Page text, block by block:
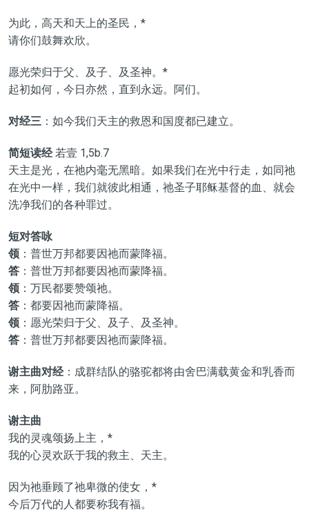
为此，高天和天上的圣民，*
请你们鼓舞欢欣。
愿光荣归于父、及子、及圣神。*
起初如何，今日亦然，直到永远。阿们。
对经三 ：如今我们天主的救恩和国度都已建立。
简短读经若壹 1,5b.7
天主是光，在祂内毫无黑暗。如果我们在光中行走，如同祂
在光中一样，我们就彼此相通，祂圣子耶稣基督的血、就会
洗净我们的各种罪过。
短对答咏
领：普世万邦都要因祂而蒙降福。
答：普世万邦都要因祂而蒙降福。
领：万民都要赞颂祂。
答：都要因祂而蒙降福。
领：愿光荣归于父、及子、及圣神。
答：普世万邦都要因祂而蒙降福。
谢主曲对经：成群结队的骆驼都将由舍巴满载黄金和乳香而
来，阿肋路亚。
谢主曲
我的灵魂颂扬上主，*
我的心灵欢跃于我的救主、天主。
因为祂垂顾了祂卑微的使女，*
今后万代的人都要称我有福。